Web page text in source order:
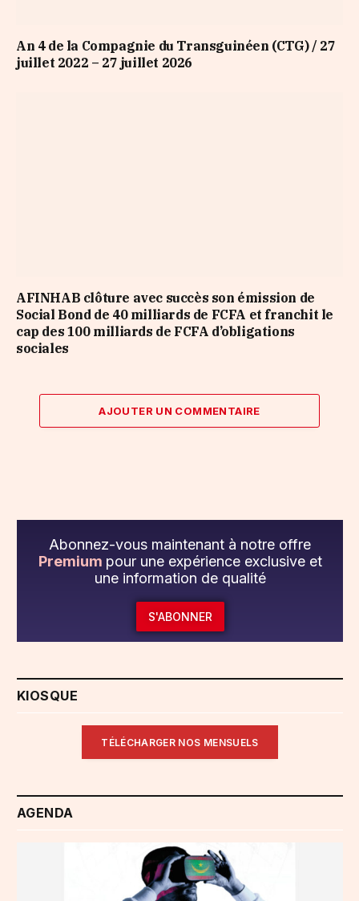
An 4 de la Compagnie du Transguinéen (CTG) / 27
juillet 2022 – 27 juillet 2026
AFINHAB clôture avec succès son émission de
Social Bond de 40 milliards de FCFA et franchit le
cap des 100 milliards de FCFA d’obligations
sociales
AJOUTER UN COMMENTAIRE
Abonnez-vous maintenant à notre offre
Premium pour une expérience exclusive et
une information de qualité
S'ABONNER
KIOSQUE
TÉLÉCHARGER NOS MENSUELS
AGENDA